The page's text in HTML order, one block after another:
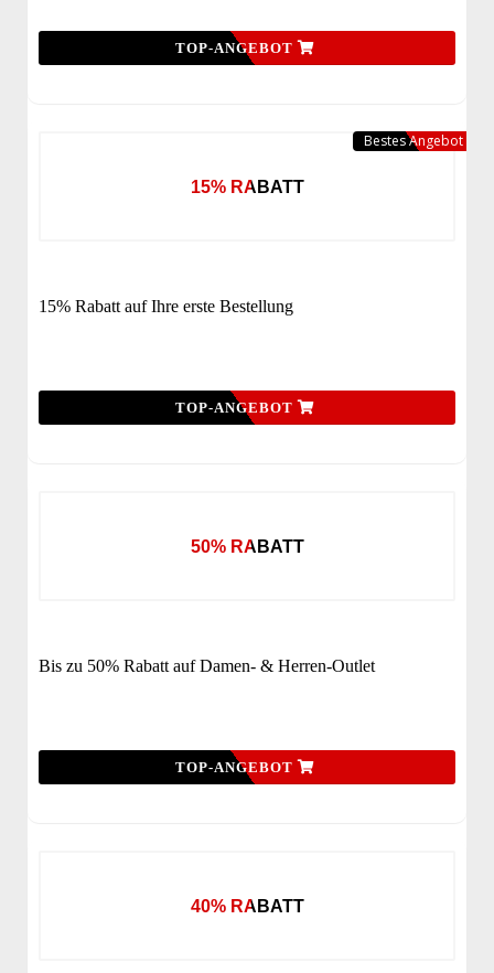
TOP-ANGEBOT
15% RABATT
15% Rabatt auf Ihre erste Bestellung
TOP-ANGEBOT
Bestes Angebot
50% RABATT
Bis zu 50% Rabatt auf Damen- & Herren-Outlet
TOP-ANGEBOT
40% RABATT